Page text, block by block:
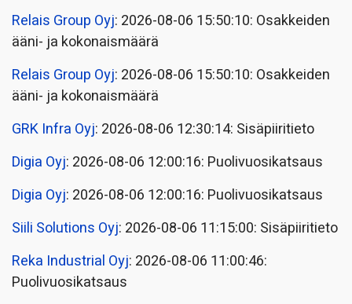
Relais Group Oyj: 2026-08-06 15:50:10: Osakkeiden
ääni- ja kokonaismäärä
Relais Group Oyj: 2026-08-06 15:50:10: Osakkeiden
ääni- ja kokonaismäärä
GRK Infra Oyj: 2026-08-06 12:30:14: Sisäpiiritieto
Digia Oyj: 2026-08-06 12:00:16: Puolivuosikatsaus
Digia Oyj: 2026-08-06 12:00:16: Puolivuosikatsaus
Siili Solutions Oyj: 2026-08-06 11:15:00: Sisäpiiritieto
Reka Industrial Oyj: 2026-08-06 11:00:46:
Puolivuosikatsaus